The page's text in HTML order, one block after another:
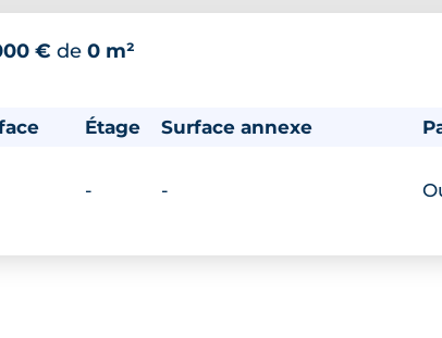
€ de 0 m²
Étage Surface annexe
- -